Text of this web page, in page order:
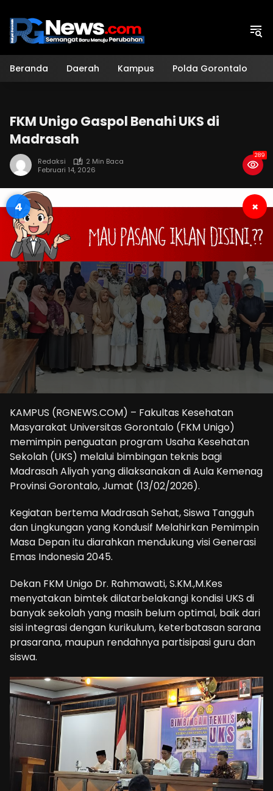
konten
Beranda Daerah Kampus Polda Gorontalo
FKM Unigo Gaspol Benahi UKS di
Madrasah
Redaksi
2 Min Baca
Februari 14, 2026
289
3 ×
KAMPUS (RGNEWS.COM) – Fakultas Kesehatan
Masyarakat Universitas Gorontalo (FKM Unigo)
memimpin penguatan program Usaha Kesehatan
Sekolah (UKS) melalui bimbingan teknis bagi
Madrasah Aliyah yang dilaksanakan di Aula Kemenag
Provinsi Gorontalo, Jumat (13/02/2026).
Kegiatan bertema Madrasah Sehat, Siswa Tangguh
dan Lingkungan yang Kondusif Melahirkan Pemimpin
Masa Depan itu diarahkan mendukung visi Generasi
Emas Indonesia 2045.
Dekan FKM Unigo Dr. Rahmawati, S.KM.,M.Kes
menyatakan bimtek dilatarbelakangi kondisi UKS di
banyak sekolah yang masih belum optimal, baik dari
sisi integrasi dengan kurikulum, keterbatasan sarana
prasarana, maupun rendahnya partisipasi guru dan
siswa.